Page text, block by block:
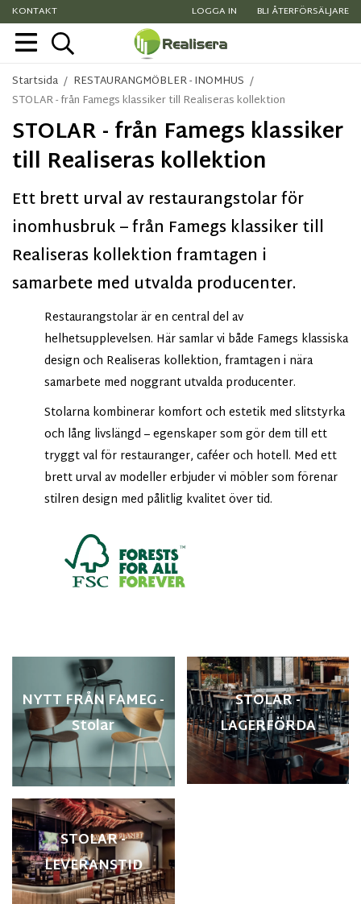
KONTAKT LOGGA IN BLI ÅTERFÖRSÄLJARE
Startsida / RESTAURANGMÖBLER - INOMHUS /
STOLAR - från Famegs klassiker till Realiseras kollektion
STOLAR - från Famegs klassiker
till Realiseras kollektion
Ett brett urval av restaurangstolar för
inomhusbruk – från Famegs klassiker till
Realiseras kollektion framtagen i
samarbete med utvalda producenter.
Restaurangstolar är en central del av
helhetsupplevelsen. Här samlar vi både Famegs klassiska
design och Realiseras kollektion, framtagen i nära
samarbete med noggrant utvalda producenter.
Stolarna kombinerar komfort och estetik med slitstyrka
och lång livslängd – egenskaper som gör dem till ett
tryggt val för restauranger, caféer och hotell. Med ett
brett urval av modeller erbjuder vi möbler som förenar
stilren design med pålitlig kvalitet över tid.
NYTT FRÅN FAMEG -
Stolar
STOLAR -
LAGERFÖRDA
STOLAR -
LEVERANSTID